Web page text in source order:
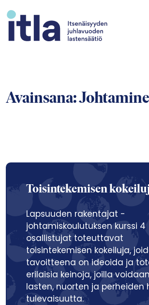
Avainsana:
Toisintekemisen
Lapsuuden rakentajat -
johtamiskoulutuksen kurssi 4
osallistujat toteuttavat
toisintekemisen kokeiluja,
tavoitteena on ideoida ja
erilaisia keinoja, joilla
lasten, nuorten ja perheiden
tulevaisuutta.